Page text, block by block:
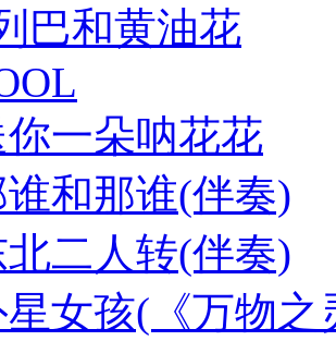
巴和黄油花
你一朵呐花花
谁和那谁(伴奏)
北二人转(伴奏)
女孩(《万物之